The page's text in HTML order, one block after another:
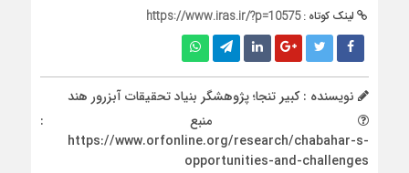
لینک کوتاه :https://www.iras.ir/?p=10575
نویسنده : کبیر تنجا؛ پژوهشگر بنیاد تحقیقات آبزرور هند
منبع :
https://www.orfonline.org/research/chabahar-s-
opportunities-and-challenges